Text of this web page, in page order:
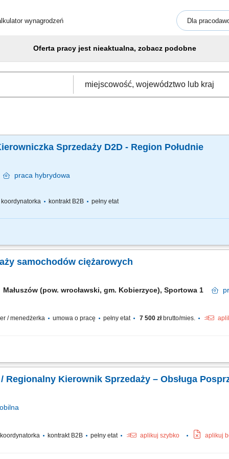
wynagrodzeń Dla
Oferta pracy jest nieaktualna, zobacz podobne
Sprzedaży D2D - Region Południe
praca hybrydowa
kontrakt B2B pełny etat
rekrutacja nowych Partnerów D2D Kompleksowa współpraca z Partnerami
samochodów ciężarowych
Małuszów (pow. wrocławski, gm. Kobierzyce), Sportowa 1
/ menedżerka umowa o pracę pełny etat 7 500 złbrutto/mies.
współpracy z klientami z branży transportowej, przygotowywanie ofert
Regionalny Kierownik Sprzedaży – Obsługa
kontrakt B2B pełny etat aplikuj szybko aplikuj